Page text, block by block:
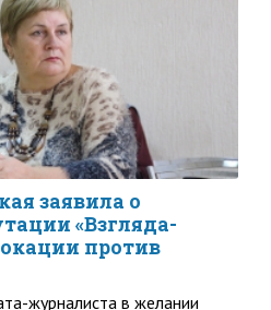
заявила о
«Взгляда-
против
журналиста в желании